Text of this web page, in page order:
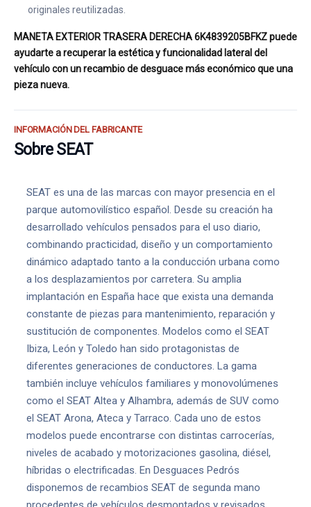
originales reutilizadas.
MANETA EXTERIOR TRASERA DERECHA 6K4839205BFKZ puede
ayudarte a recuperar la estética y funcionalidad lateral del
vehículo con un recambio de desguace más económico que una
pieza nueva.
INFORMACIÓN DEL FABRICANTE
Sobre SEAT
SEAT es una de las marcas con mayor presencia en el
parque automovilístico español. Desde su creación ha
desarrollado vehículos pensados para el uso diario,
combinando practicidad, diseño y un comportamiento
dinámico adaptado tanto a la conducción urbana como
a los desplazamientos por carretera. Su amplia
implantación en España hace que exista una demanda
constante de piezas para mantenimiento, reparación y
sustitución de componentes. Modelos como el SEAT
Ibiza, León y Toledo han sido protagonistas de
diferentes generaciones de conductores. La gama
también incluye vehículos familiares y monovolúmenes
como el SEAT Altea y Alhambra, además de SUV como
el SEAT Arona, Ateca y Tarraco. Cada uno de estos
modelos puede encontrarse con distintas carrocerías,
niveles de acabado y motorizaciones gasolina, diésel,
híbridas o electrificadas. En Desguaces Pedrós
disponemos de recambios SEAT de segunda mano